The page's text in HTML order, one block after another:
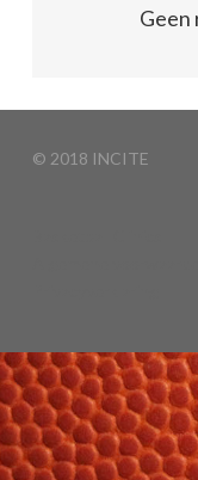
Geen
© 2018 INCITE